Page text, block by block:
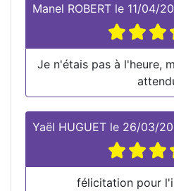
Manel ROBERT le 11/04/
Je n'étais pas à l'heure,
Yaël HUGUET le 26/03/
félicitation pour